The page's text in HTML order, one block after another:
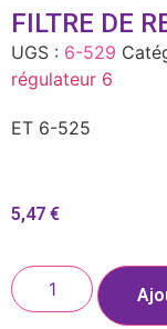
FILTRE DE
UGS : 6-529
régulateur 6
ET 6-525
5,47 €